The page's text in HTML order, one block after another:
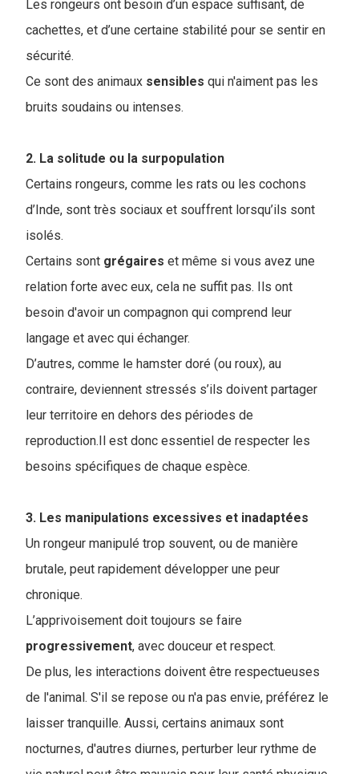
Les rongeurs ont besoin d’un espace suffisant, de
cachettes, et d’une certaine stabilité pour se sentir en
sécurité.
Ce sont des animaux sensibles qui n'aiment pas les
bruits soudains ou intenses.
2. La solitude ou la surpopulation
Certains rongeurs, comme les rats ou les cochons
d’Inde, sont très sociaux et souffrent lorsqu’ils sont
isolés.
Certains sont grégaires et même si vous avez une
relation forte avec eux, cela ne suffit pas. Ils ont
besoin d'avoir un compagnon qui comprend leur
langage et avec qui échanger.
D’autres, comme le hamster doré (ou roux), au
contraire, deviennent stressés s’ils doivent partager
leur territoire en dehors des périodes de
reproduction.Il est donc essentiel de respecter les
besoins spécifiques de chaque espèce.
3. Les manipulations excessives et inadaptées
Un rongeur manipulé trop souvent, ou de manière
brutale, peut rapidement développer une peur
chronique.
L’apprivoisement doit toujours se faire
progressivement, avec douceur et respect.
De plus, les interactions doivent être respectueuses
de l'animal. S'il se repose ou n'a pas envie, préférez le
laisser tranquille. Aussi, certains animaux sont
nocturnes, d'autres diurnes, perturber leur rythme de